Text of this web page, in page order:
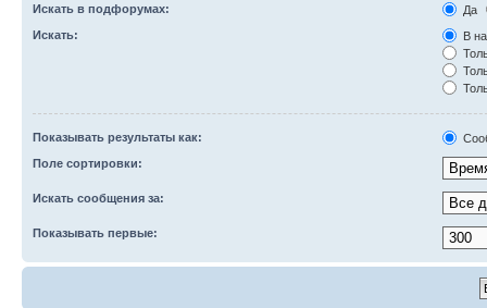
Искать в подфорумах:
Да
Искать:
В
Показывать результаты как:
Поле сортировки:
Искать сообщения за:
Показывать первые: